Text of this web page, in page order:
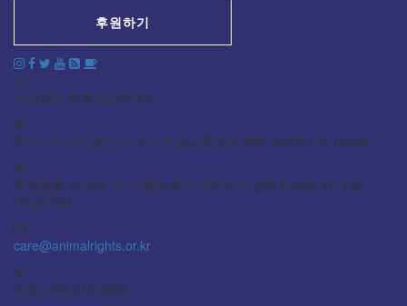
후원하기
사단법인 동물권단체케어
주소: 경기도 용인시 수지구 광교중앙로 298, 903호 (우)16943
후원물품 보내실 곳: 서울특별시 영등포구 양평로22길 31, 1층
(우)07203
care@animalrights.or.kr
전화: 02) 313-8886